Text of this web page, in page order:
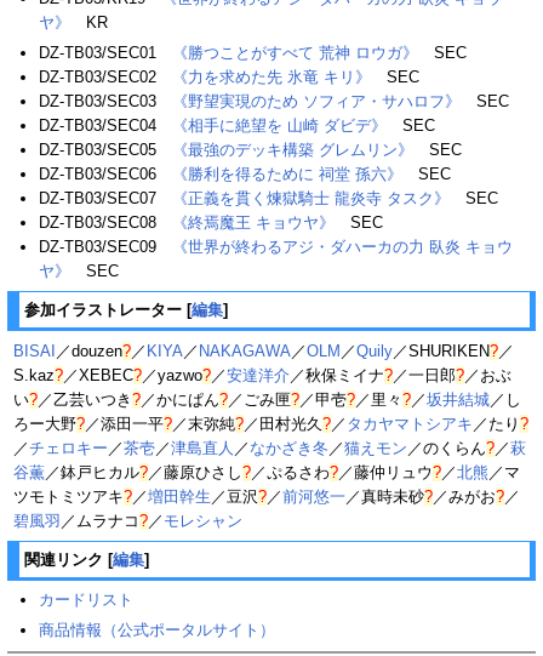
ヤ》
KR
DZ-TB03/SEC01
《勝つことがすべて 荒神 ロウガ》
SEC
DZ-TB03/SEC02
《力を求めた先 氷竜 キリ》
SEC
DZ-TB03/SEC03
《野望実現のため ソフィア・サハロフ》
SEC
DZ-TB03/SEC04
《相手に絶望を 山崎 ダビデ》
SEC
DZ-TB03/SEC05
《最強のデッキ構築 グレムリン》
SEC
DZ-TB03/SEC06
《勝利を得るために 祠堂 孫六》
SEC
DZ-TB03/SEC07
《正義を貫く煉獄騎士 龍炎寺 タスク》
SEC
DZ-TB03/SEC08
《終焉魔王 キョウヤ》
SEC
DZ-TB03/SEC09
《世界が終わるアジ・ダハーカの力 臥炎 キョウ
ヤ》
SEC
参加イラストレーター [編集]
BISAI ／douzen? ／ KIYA ／ NAKAGAWA ／OLM ／Quily ／SHURIKEN? ／
S.kaz? ／XEBEC? ／yazwo? ／安達洋介 ／秋保ミイナ? ／一日郎? ／ おぶ
い? ／乙芸いつき ? ／かにぱん? ／ ごみ匣? ／甲壱? ／ 里々 ? ／坂井結城 ／ し
ろー大野? ／添田一平? ／末弥純? ／ 田村光久 ? ／ タカヤマトシアキ ／ たり ?
／チェロキー ／茶壱 ／津島直人 ／ なかざき冬 ／猫えモン ／のくらん? ／萩
谷薫 ／鉢戸ヒカル? ／藤原ひさし? ／ぷるさわ? ／藤仲リュウ? ／北熊 ／ マ
ツモトミツアキ? ／増田幹生 ／ 豆沢? ／前河悠一 ／真時未砂? ／みがお? ／
碧風羽 ／ ムラナコ? ／ モレシャン
関連リンク [編集]
カードリスト
商品情報（公式ポータルサイト）